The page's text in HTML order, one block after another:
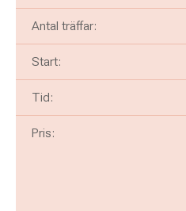
Antal träffar:
Start:
Tid:
Pris: